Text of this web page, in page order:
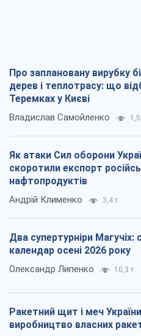
Про заплановану вирубку
дерев і теплотрасу: що
Теремках у Києві
Владислав Самойленко 1,5
Як атаки Сил оборони
скоротили експорт
нафтопродуктів
Андрій Клименко 3,4 т.
Два супертурніри Магучіх:
календар осені 2026 року
Олександр Липенко 10,3 т.
Ракетний щит і меч
виробництво власних